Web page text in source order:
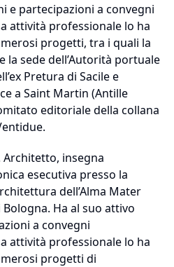
e partecipazioni a convegni
attività professionale lo ha
progetti, tra i quali la
la sede dell’Autorità portuale
Pretura di Sacile e
a Saint Martin (Antille
editoriale della collana
Architetto, insegna
esecutiva presso la
dell’Alma Mater
Ha al suo attivo
a convegni
attività professionale lo ha
progetti di